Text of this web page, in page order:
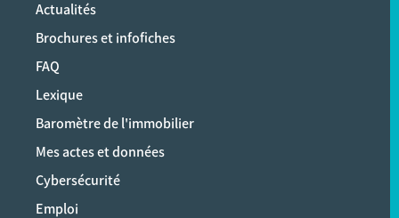
Actualités
Brochures et infofiches
FAQ
Lexique
Baromètre de l'immobilier
Mes actes et données
Cybersécurité
Emploi